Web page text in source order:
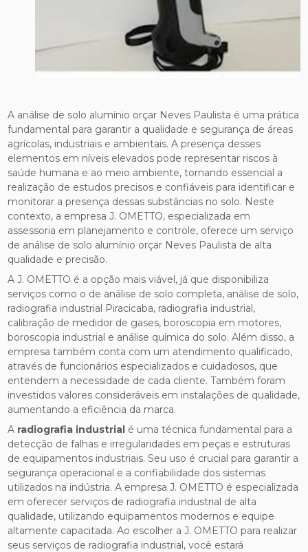
A análise de solo alumínio orçar Neves Paulista é uma prática
fundamental para garantir a qualidade e segurança de áreas
agrícolas, industriais e ambientais. A presença desses
elementos em níveis elevados pode representar riscos à
saúde humana e ao meio ambiente, tornando essencial a
realização de estudos precisos e confiáveis para identificar e
monitorar a presença dessas substâncias no solo. Neste
contexto, a empresa J. OMETTO, especializada em
assessoria em planejamento e controle, oferece um serviço
de análise de solo alumínio orçar Neves Paulista de alta
qualidade e precisão.
A J. OMETTO é a opção mais viável, já que disponibiliza
serviços como o de análise de solo completa, análise de solo,
radiografia industrial Piracicaba, radiografia industrial,
calibração de medidor de gases, boroscopia em motores,
boroscopia industrial e análise química do solo. Além disso, a
empresa também conta com um atendimento qualificado,
através de funcionários especializados e cuidadosos, que
entendem a necessidade de cada cliente. Também foram
investidos valores consideráveis em instalações de qualidade,
aumentando a eficiência da marca.
A radiografia industrial é uma técnica fundamental para a
detecção de falhas e irregularidades em peças e estruturas
de equipamentos industriais. Seu uso é crucial para garantir a
segurança operacional e a confiabilidade dos sistemas
utilizados na indústria. A empresa J. OMETTO é especializada
em oferecer serviços de radiografia industrial de alta
qualidade, utilizando equipamentos modernos e equipe
altamente capacitada. Ao escolher a J. OMETTO para realizar
seus serviços de radiografia industrial, você estará